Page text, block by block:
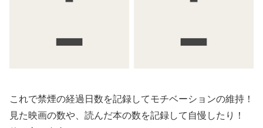
これで禁煙の経過日数を記録してモチベーションの維持！
見た映画の数や、読んだ本の数を記録して自慢したり！